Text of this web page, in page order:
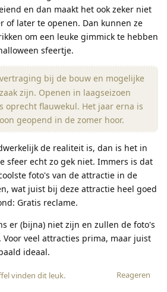
en dan maakt het ook zeker niet
of later te openen. Dan kunnen ze
om een leuke gimmick te hebben
sfeertje.
bij de bouw en mogelijke
zijn. Openen in laagseizoen
oprecht flauwekul. Het jaar erna is
geopend in de zomer hoor.
de realiteit is, dan is het in
sfeer echt zo gek niet. Immers is dat
foto's van de attractie in de
wat juist bij deze attractie heel goed
Gratis reclame.
er (bijna) niet zijn en zullen de foto's
veel attracties prima, maar juist
ideaal.
Reageren
vinden dit leuk.